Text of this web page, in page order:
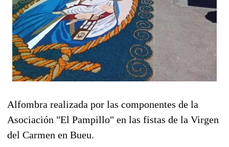
Alfombra realizada por las componentes de la
Asociación "El Pampillo" en las fistas de la Virgen
del Carmen en Bueu.